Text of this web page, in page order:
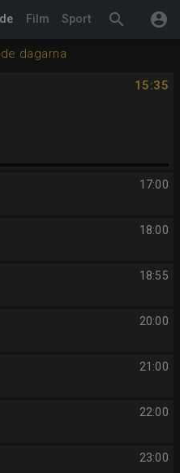
search account_circle
Film Sport
dagarna
15:35
17:00
18:00
18:55
20:00
21:00
22:00
23:00